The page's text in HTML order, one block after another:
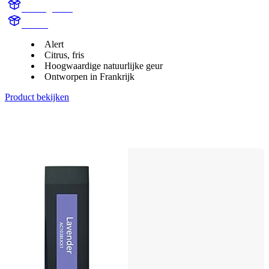
Alert
Citrus, fris
Hoogwaardige natuurlijke geur
Ontworpen in Frankrijk
Product bekijken